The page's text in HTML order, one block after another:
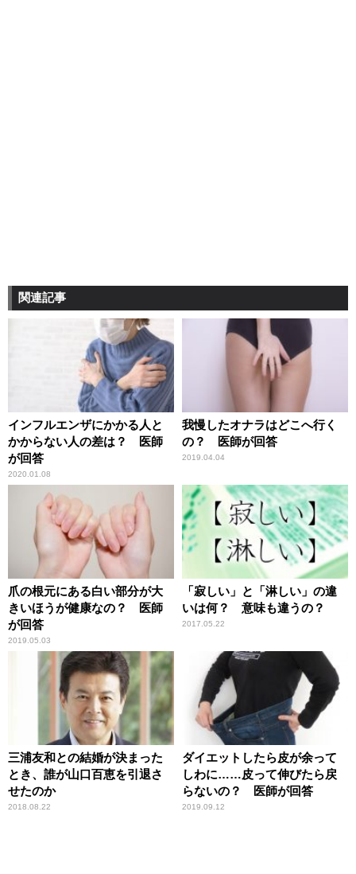
関連記事
インフルエンザにかかる人と
かからない人の差は？ 医師
が回答
2020.01.08
我慢したオナラはどこへ行く
の？ 医師が回答
2019.04.04
爪の根元にある白い部分が大
きいほうが健康なの？ 医師
が回答
2019.05.03
「寂しい」と「淋しい」の違
いは何？ 意味も違うの？
2017.05.22
三浦友和との結婚が決まった
とき、誰が山口百恵を引退さ
せたのか
2018.08.22
ダイエットしたら皮が余って
しわに……皮って伸びたら戻
らないの？ 医師が回答
2019.09.12